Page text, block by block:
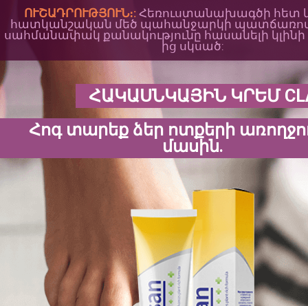
ՈՒՇԱԴՐՈՒԹՅՈՒՆ։: Հեռուստանախագծի հետ
հատկանշական մեծ պահանջարկի պատճառով՝
սահմանափակ քանակությունը հասանելի կլինի
ից սկսած:
ՀԱԿԱՍՆԿԱՅԻՆ ԿՐԵՄ
Հոգ տարեք ձեր ոտքերի
մասին.